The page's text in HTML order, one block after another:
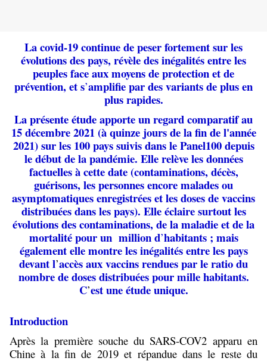
La covid-19 continue de peser fortement sur les
évolutions des pays, révèle des inégalités entre les
peuples face aux moyens de protection et de
prévention, et s’amplifie par des variants de plus en
plus rapides.
La présente étude apporte un regard comparatif au
15 décembre 2021 (à quinze jours de la fin de l'année
2021) sur les 100 pays suivis dans le Panel100 depuis
le début de la pandémie. Elle relève les données
factuelles à cette date (contaminations, décès,
guérisons, les personnes encore malades ou
asymptomatiques enregistrées et les doses de vaccins
distribuées dans les pays). Elle éclaire surtout les
évolutions des contaminations, de la maladie et de la
mortalité pour un million d’habitants ; mais
également elle montre les inégalités entre les pays
devant l’accès aux vaccins rendues par le ratio du
nombre de doses distribuées pour mille habitants.
C’est une étude unique.
Introduction
Après la première souche du SARS-COV2 apparu en
Chine à la fin de 2019 et répandue dans le reste du